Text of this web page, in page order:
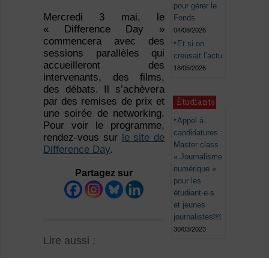
Mercredi 3 mai, le
« Difference Day »
commencera avec des
sessions parallèles qui
accueilleront des
intervenants, des films,
des débats. Il s’achèvera
par des remises de prix et
une soirée de networking.
Pour voir le programme,
rendez-vous sur
le site de
Difference Day.
Partagez sur
Lire aussi :
pour gérer le
Fonds
04/08/2026
Et si on
creusait l’actu
18/05/2026
Étudiants
Appel à
candidatures :
Master class
« Journalisme
numérique »
pour les
étudiant·e·s
et jeunes
journalistes￼
30/03/2023